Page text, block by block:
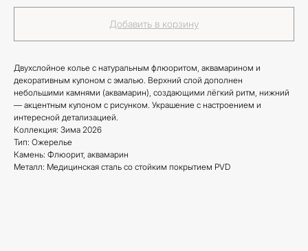
Добавить в корзину
Двухслойное колье с натуральным флюоритом, аквамарином и
декоративным кулоном с эмалью. Верхний слой дополнен
небольшими камнями (аквамарин), создающими лёгкий ритм, нижний
— акцентным кулоном с рисунком. Украшение с настроением и
интересной детализацией.
Коллекция: Зима 2026
Тип: Ожерелье
Камень: Флюорит, аквамарин
Металл: Медицинская сталь со стойким покрытием PVD